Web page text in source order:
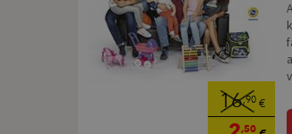
16,90€
,50